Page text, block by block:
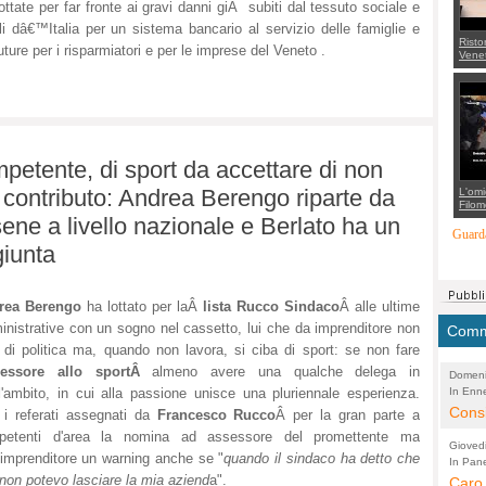
per far fronte ai gravi danni giÃ subiti dal tessuto sociale e
dâ€™Italia per un sistema bancario al servizio delle famiglie e
per i risparmiatori e per le imprese del Veneto .
di sport da accettare di non
Andrea Berengo riparte da
a livello nazionale e Berlato ha un
Berengo ha lottato per laÂ lista Rucco SindacoÂ alle ultime
con un sogno nel cassetto, lui che da imprenditore non
di politica ma, quando non lavora, si ciba di sport: se non fare
allo sportÂalmeno avere una qualche delega in
in cui alla passione unisce una pluriennale esperienza.
i referati assegnati da Francesco RuccoÂ per la gran parte a
d'area la nomina ad assessore del promettente ma
un warning anche se "quando il sindaco ha detto che
potevo lasciare la mia azienda".
con
In
In